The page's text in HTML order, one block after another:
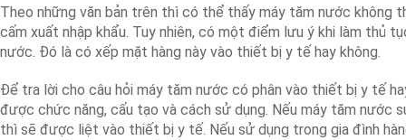
Theo những văn bản trên thì có thể thấy máy tăm nước không
cấm xuất nhập khẩu. Tuy nhiên, có một điểm lưu ý khi làm thủ
nước. Đó là có xếp mặt hàng này vào thiết bị y tế hay không.
Để tra lời cho câu hỏi máy tăm nước có phân vào thiết bị y tế
được chức năng, cấu tạo và cách sử dụng. Nếu máy tăm nước
thì sẽ được liệt vào thiết bị y tế. Nếu sử dụng trong gia đình